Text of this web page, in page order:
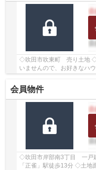
◇吹田市吹東町 売り土地
いませんので、お好きなハ
◇土地面積66.62㎡ ◇建ぺ
会員物件
◇吹田市岸部南3丁目 一戸
「正雀」駅徒歩13分 ◇土